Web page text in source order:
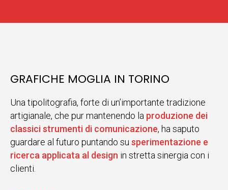
GRAFICHE MOGLIA IN TORINO
Una tipolitografia, forte di un’importante tradizione
artigianale, che pur mantenendo la produzione dei
classici strumenti di comunicazione, ha saputo
guardare al futuro puntando su sperimentazione e
ricerca applicata al design in stretta sinergia con i
clienti.